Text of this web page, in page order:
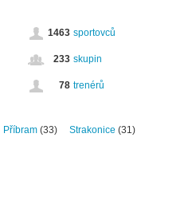
1463 sportovců
233 skupin
78 trenérů
Příbram (33) Strakonice (31)